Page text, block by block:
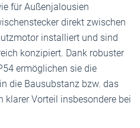
für Außenjalousien
direkt zwischen
installiert und sind
konzipiert. Dank robuster
ermöglichen sie die
die Bausubstanz bzw. das
klarer Vorteil insbesondere bei